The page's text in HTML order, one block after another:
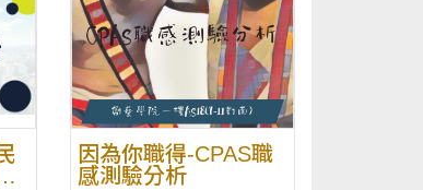
因為你職得-CPAS職
感測驗分析